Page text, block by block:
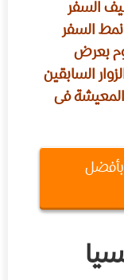
السفر
السفر
بعرض
السابقين
فى
بأفضل